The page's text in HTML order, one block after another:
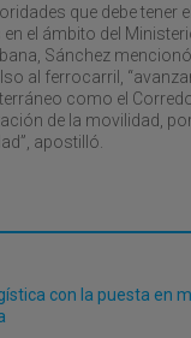
que debe tener
el ámbito del
Sánchez
al ferrocarril,
como el
de la movilidad,
apostilló.
con la puesta en